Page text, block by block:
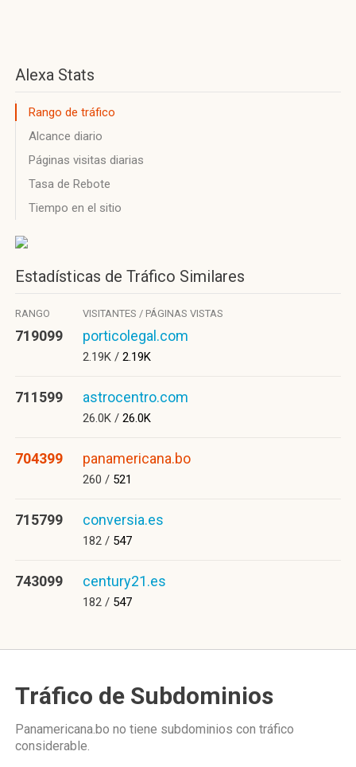
Alexa Stats
Rango de tráfico
Alcance diario
Páginas visitas diarias
Tasa de Rebote
Tiempo en el sitio
Estadísticas de Tráfico Similares
RANGO VISITANTES / PÁGINAS VISTAS
719099 porticolegal.com
2.19K / 2.19K
711599 astrocentro.com
26.0K / 26.0K
704399 panamericana.bo
260 / 521
715799 conversia.es
182 / 547
743099 century21.es
182 / 547
Tráfico de Subdominios
Panamericana.bo no tiene subdominios con tráfico
considerable.